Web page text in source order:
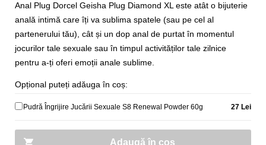
Anal Plug Dorcel Geisha Plug Diamond XL este atât o bijuterie
anală intimă care îți va sublima spatele (sau pe cel al
partenerului tău), cât și un dop anal de purtat în momentul
jocurilor tale sexuale sau în timpul activităților tale zilnice
pentru a-ți oferi emoții anale sublime.
Opțional puteți adăuga în coș:
Pudră Îngrijire Jucării Sexuale S8 Renewal Powder 60g 27 Lei
Adaugă în coș